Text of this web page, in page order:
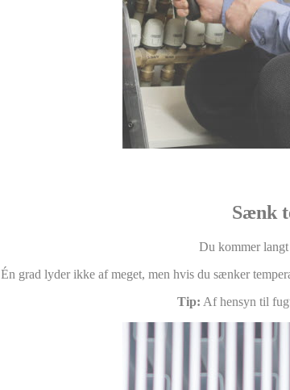
Sænk
Du kommer
Én grad lyder ikke af meget, men hvis du sænker
Tip: Af hensyn til